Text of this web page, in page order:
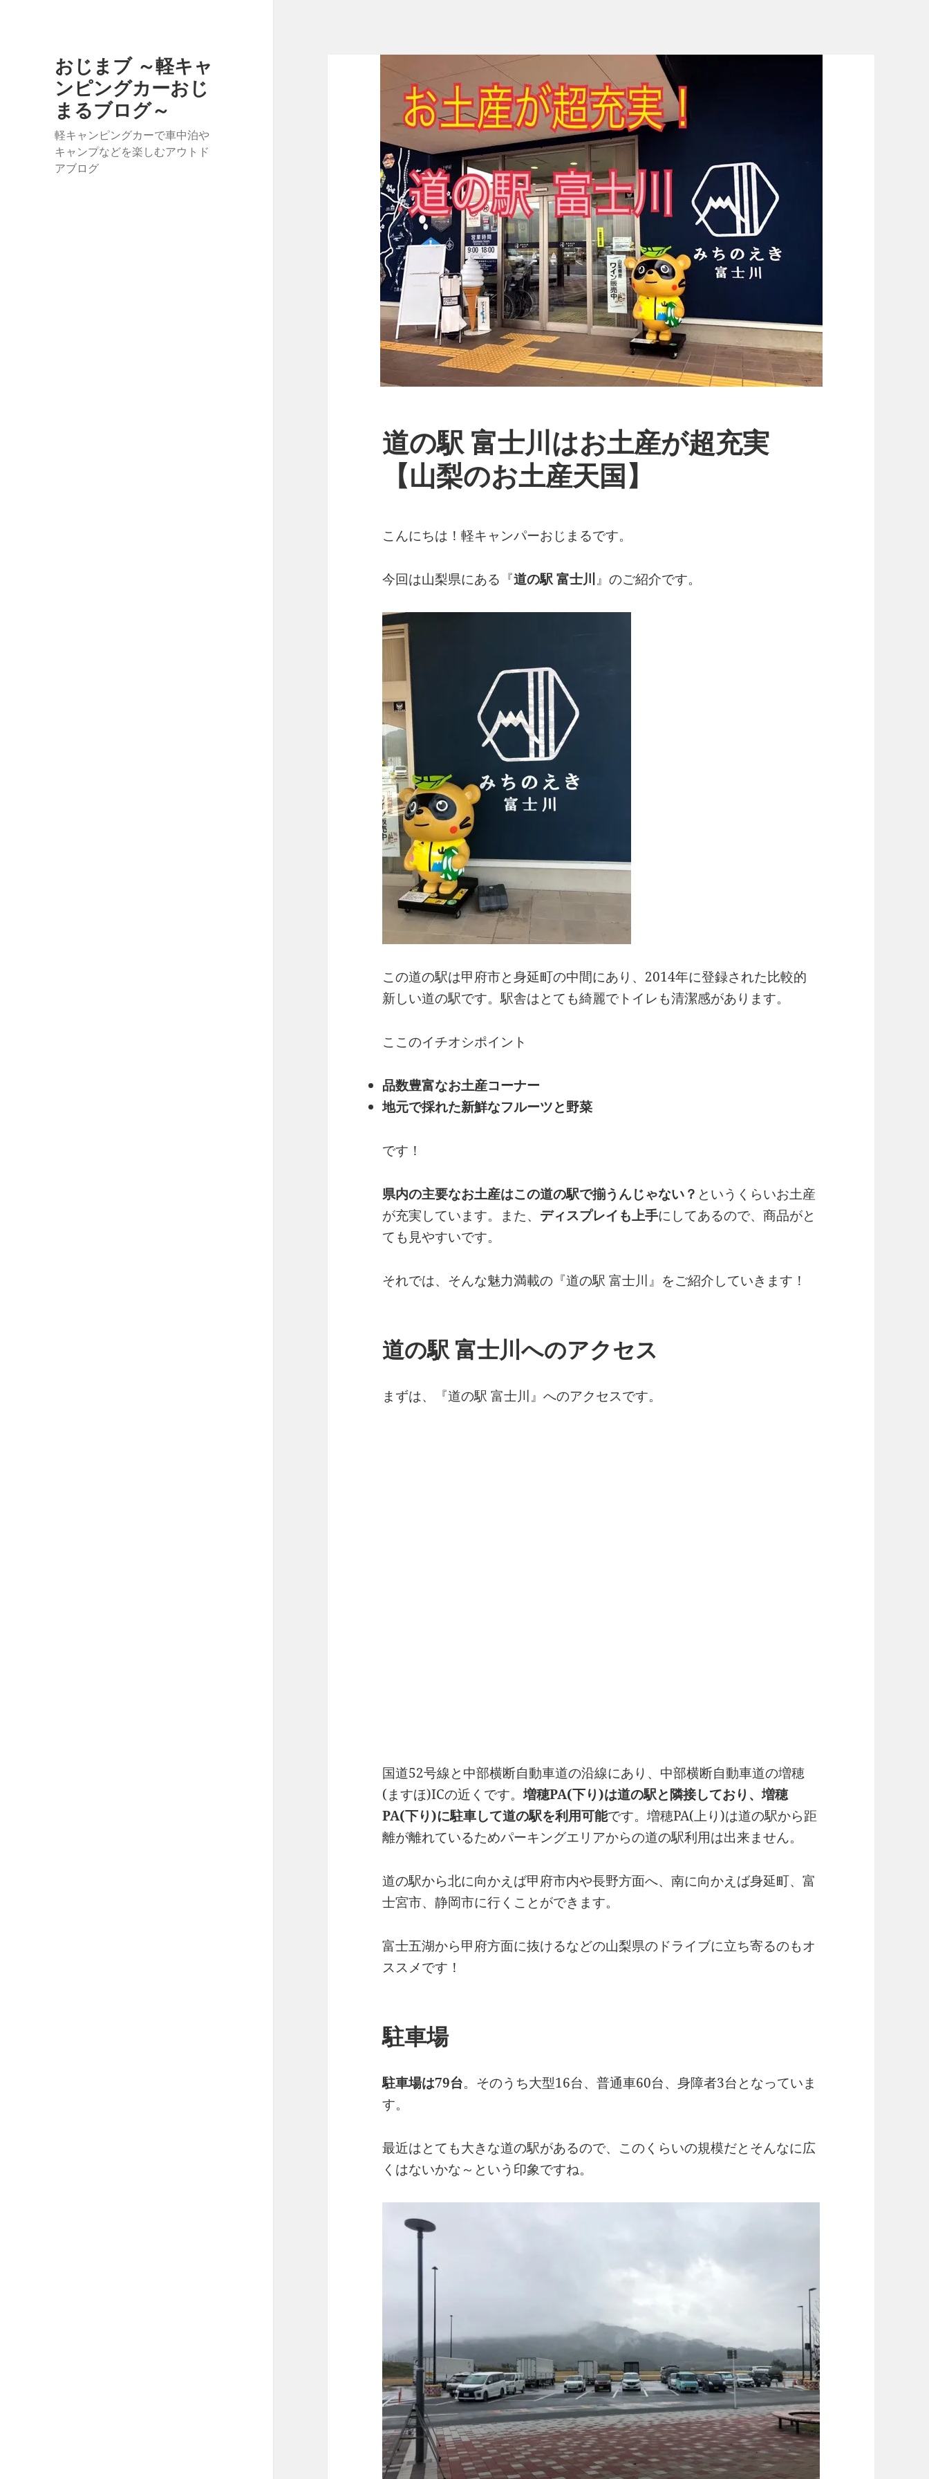
おじまブ ～軽キャ
ンピングカーおじ
まるブログ～
軽キャンピングカーで車中泊や
キャンプなどを楽しむアウトド
アブログ
道の駅 富士川はお土産が超充実
【山梨のお土産天国】
こんにちは！軽キャンパーおじまるです。
今回は山梨県にある『道の駅 富士川』のご紹介です。
この道の駅は甲府市と身延町の中間にあり、2014年に登録された比較的
新しい道の駅です。駅舎はとても綺麗でトイレも清潔感があります。
ここのイチオシポイント
品数豊富なお土産コーナー
地元で採れた新鮮なフルーツと野菜
です！
県内の主要なお土産はこの道の駅で揃うんじゃない？ というくらいお土産
が充実しています。また、 ディスプレイも上手にしてあるので、商品がと
ても見やすいです。
それでは、そんな魅力満載の『道の駅 富士川』をご紹介していきます！
道の駅 富士川へのアクセス
まずは、『道の駅 富士川』へのアクセスです。
国道52号線と中部横断自動車道の沿線にあり、中部横断自動車道の増穂
(ますほ)ICの近くです。増穂PA(下り)は道の駅と隣接しており、増穂
PA(下り)に駐車して道の駅を利用可能です。増穂PA(上り)は道の駅から距
離が離れているためパーキングエリアからの道の駅利用は出来ません。
道の駅から北に向かえば甲府市内や長野方面へ、南に向かえば身延町、富
士宮市、静岡市に行くことができます。
富士五湖から甲府方面に抜けるなどの山梨県のドライブに立ち寄るのもオ
ススメです！
駐車場
駐車場は79台。そのうち大型16台、普通車60台、身障者3台となっていま
す。
最近はとても大きな道の駅があるので、このくらいの規模だとそんなに広
くはないかな～という印象ですね。